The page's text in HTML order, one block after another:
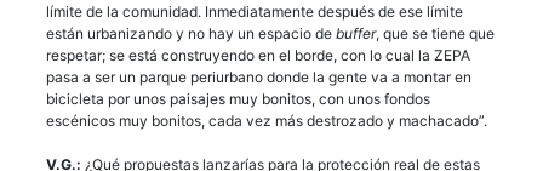
límite de la comunidad. Inmediatamente después de ese límite
están urbanizando y no hay un espacio de buffer, que se tiene que
respetar; se está construyendo en el borde, con lo cual la ZEPA
pasa a ser un parque periurbano donde la gente va a montar en
bicicleta por unos paisajes muy bonitos, con unos fondos
escénicos muy bonitos, cada vez más destrozado y machacado”.
V.G.: ¿Qué propuestas lanzarías para la protección real de estas